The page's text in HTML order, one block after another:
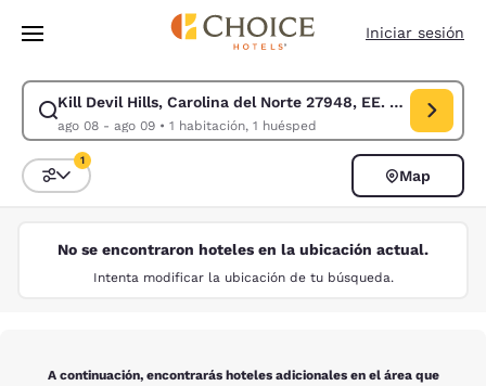
Pasar A Contenido Principal
Iniciar sesión
Kill Devil Hills, Carolina del Norte 27948, EE. UU.
ago 08 - ago 09• 1 habitación, 1 huésped
Modificar la búsqueda de Kill Devil Hills, Carolina del Norte 27948,
Ordenar y filtrar
1
Map
No se encontraron hoteles en la ubicación actual.
Intenta modificar la ubicación de tu búsqueda.
A continuación, encontrarás hoteles adicionales en el área que